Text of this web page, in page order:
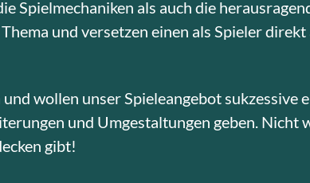
Spielmechaniken als auch die
und versetzen einen als Spieler direkt
wollen unser Spieleangebot sukzessive
und Umgestaltungen geben. Nicht
gibt!